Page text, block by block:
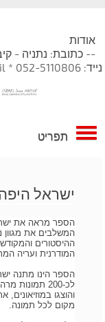
אודות
נייד: 052-5110806 * info@skypics.co.il
תפריט
ישראל היפה
הספר מראה את
המשלבים את מגוון
ההיסטורים
המודרנית ועריה
הספר הינו מתנה
לכ-200
והוצגו במוזיאונים,
מקום לכל תמונה.